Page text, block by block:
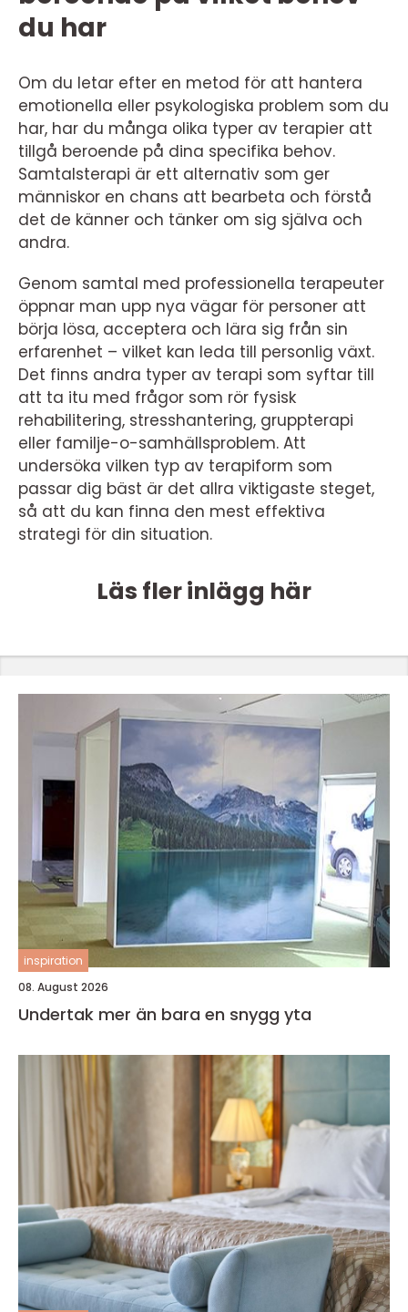
du har
Om du letar efter en metod för att hantera
emotionella eller psykologiska problem som du
har, har du många olika typer av terapier att
tillgå beroende på dina specifika behov.
Samtalsterapi är ett alternativ som ger
människor en chans att bearbeta och förstå
det de känner och tänker om sig själva och
andra.
Genom samtal med professionella terapeuter
öppnar man upp nya vägar för personer att
börja lösa, acceptera och lära sig från sin
erfarenhet – vilket kan leda till personlig växt.
Det finns andra typer av terapi som syftar till
att ta itu med frågor som rör fysisk
rehabilitering, stresshantering, gruppterapi
eller familje-o-samhällsproblem. Att
undersöka vilken typ av terapiform som
passar dig bäst är det allra viktigaste steget,
så att du kan finna den mest effektiva
strategi för din situation.
Läs fler inlägg här
inspiration
08. August 2026
Undertak mer än bara en snygg yta